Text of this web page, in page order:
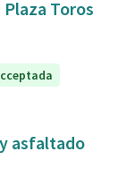
Toros
asfaltado